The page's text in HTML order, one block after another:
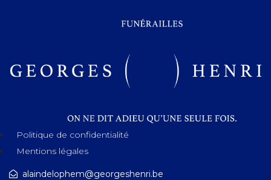
Politique de confidentialité
Mentions légales
alaindelophem@georgeshenri.be